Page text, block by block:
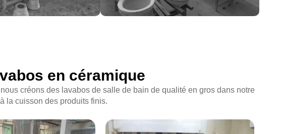
en céramique
créons des lavabos de salle de bain de qualité en gros dans notre
la cuisson des produits finis.